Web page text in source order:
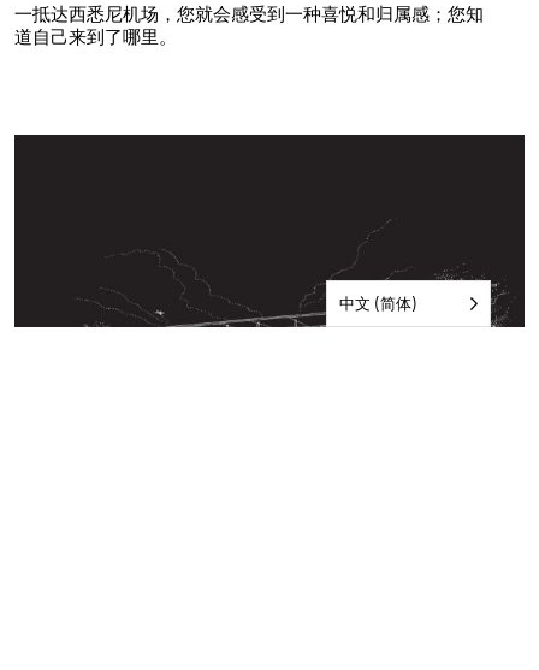
一抵达西悉尼机场，您就会感受到一种喜悦和归属感；您知
道自己来到了哪里。
中文 (简体)